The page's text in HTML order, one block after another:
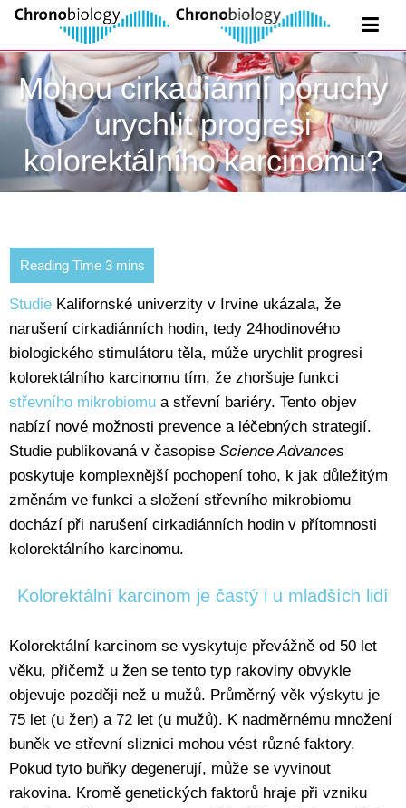
Mohou cirkadiánní poruchy
urychlit progresi
kolorektálního karcinomu?
Studie Kalifornské univerzity v Irvine ukázala, že
narušení cirkadiánních hodin, tedy 24hodinového
biologického stimulátoru těla, může urychlit progresi
kolorektálního karcinomu tím, že zhoršuje funkci
střevního mikrobiomu a střevní bariéry. Tento objev
nabízí nové možnosti prevence a léčebných strategií.
Studie publikovaná v časopise Science Advances
poskytuje komplexnější pochopení toho, k jak důležitým
změnám ve funkci a složení střevního mikrobiomu
dochází při narušení cirkadiánních hodin v přítomnosti
kolorektálního karcinomu.
Kolorektální karcinom je častý i u mladších lidí
Kolorektální karcinom se vyskytuje převážně od 50 let
věku, přičemž u žen se tento typ rakoviny obvykle
objevuje později než u mužů. Průměrný věk výskytu je
75 let (u žen) a 72 let (u mužů). K nadměrnému množení
buněk ve střevní sliznici mohou vést různé faktory.
Pokud tyto buňky degenerují, může se vyvinout
rakovina. Kromě genetických faktorů hraje při vzniku